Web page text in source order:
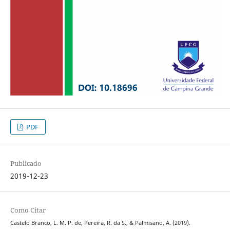
PDF
Publicado
2019-12-23
Como Citar
Castelo Branco, L. M. P. de, Pereira, R. da S., & Palmisano, A. (2019).